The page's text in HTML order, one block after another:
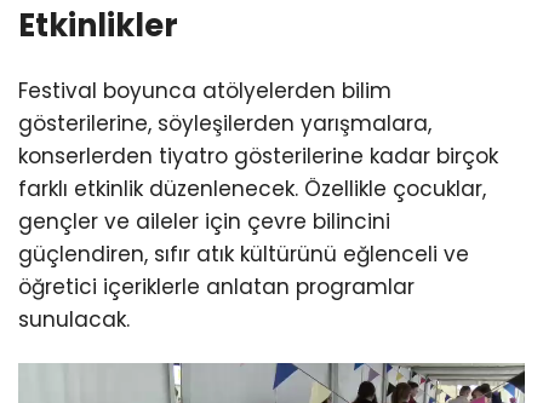
Etkinlikler
Festival boyunca atölyelerden bilim
gösterilerine, söyleşilerden yarışmalara,
konserlerden tiyatro gösterilerine kadar birçok
farklı etkinlik düzenlenecek. Özellikle çocuklar,
gençler ve aileler için çevre bilincini
güçlendiren, sıfır atık kültürünü eğlenceli ve
öğretici içeriklerle anlatan programlar
sunulacak.